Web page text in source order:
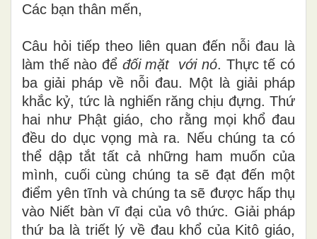
Các bạn thân mến,
Câu hỏi tiếp theo liên quan đến nỗi đau là
làm thế nào để đối mặt với nó. Thực tế có
ba giải pháp về nỗi đau. Một là giải pháp
khắc kỷ, tức là nghiến răng chịu đựng. Thứ
hai như Phật giáo, cho rằng mọi khổ đau
đều do dục vọng mà ra. Nếu chúng ta có
thể dập tắt tất cả những ham muốn của
mình, cuối cùng chúng ta sẽ đạt đến một
điểm yên tĩnh và chúng ta sẽ được hấp thụ
vào Niết bàn vĩ đại của vô thức. Giải pháp
thứ ba là triết lý về đau khổ của Kitô giáo,